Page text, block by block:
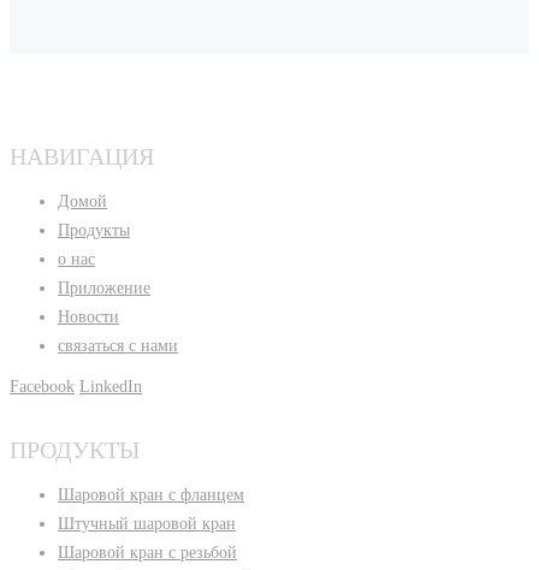
НАВИГАЦИЯ
Домой
Продукты
о нас
Приложение
Новости
связаться с нами
Facebook LinkedIn
ПРОДУКТЫ
Шаровой кран с фланцем
Штучный шаровой кран
Шаровой кран с резьбой